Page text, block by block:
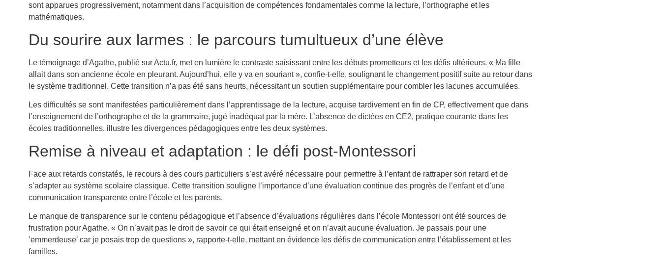
sont apparues progressivement, notamment dans l’acquisition de compétences fondamentales comme la lecture, l’orthographe et les
mathématiques.
Du sourire aux larmes : le parcours tumultueux d’une élève
Le témoignage d’Agathe, publié sur Actu.fr, met en lumière le contraste saisissant entre les débuts prometteurs et les défis ultérieurs. « Ma fille
allait dans son ancienne école en pleurant. Aujourd’hui, elle y va en souriant », confie-t-elle, soulignant le changement positif suite au retour dans
le système traditionnel. Cette transition n’a pas été sans heurts, nécessitant un soutien supplémentaire pour combler les lacunes accumulées.
Les difficultés se sont manifestées particulièrement dans l’apprentissage de la lecture, acquise tardivement en fin de CP, effectivement que dans
l’enseignement de l’orthographe et de la grammaire, jugé inadéquat par la mère. L’absence de dictées en CE2, pratique courante dans les
écoles traditionnelles, illustre les divergences pédagogiques entre les deux systèmes.
Remise à niveau et adaptation : le défi post-Montessori
Face aux retards constatés, le recours à des cours particuliers s’est avéré nécessaire pour permettre à l’enfant de rattraper son retard et de
s’adapter au système scolaire classique. Cette transition souligne l’importance d’une évaluation continue des progrès de l’enfant et d’une
communication transparente entre l’école et les parents.
Le manque de transparence sur le contenu pédagogique et l’absence d’évaluations régulières dans l’école Montessori ont été sources de
frustration pour Agathe. « On n’avait pas le droit de savoir ce qui était enseigné et on n’avait aucune évaluation. Je passais pour une
’emmerdeuse’ car je posais trop de questions », rapporte-t-elle, mettant en évidence les défis de communication entre l’établissement et les
familles.